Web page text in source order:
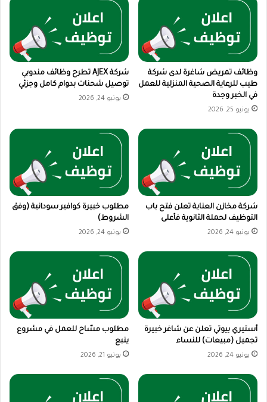
وظائف تمريض شاغرة لدى شركة
طيب للرعاية الصحية المنزلية للعمل
في الخبر وجدة
يونيو 25, 2026
شركة AJEX تطرح وظائف مندوبي
توصيل شحنات بدوام كامل وجزئي
يونيو 24, 2026
شركة مخازن العناية تعلن فتح باب
التوظيف لحملة الثانوية فأعلى
يونيو 24, 2026
مطلوب خبيرة كوافير سودانية (وفق
الشروط)
يونيو 24, 2026
أستيري بيوتي تعلن عن شاغر خبيرة
تجميل (مبيعات) للنساء
يونيو 24, 2026
مطلوب مسّاح للعمل في مشروع
ينبع
يونيو 21, 2026